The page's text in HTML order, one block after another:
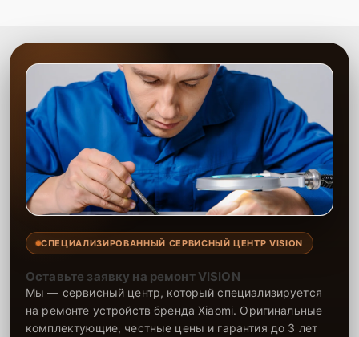
СПЕЦИАЛИЗИРОВАННЫЙ СЕРВИСНЫЙ ЦЕНТР VISION
Оставьте заявку на ремонт VISION
Мы — сервисный центр, который специализируется
на ремонте устройств бренда Xiaomi. Оригинальные
комплектующие, честные цены и гарантия до 3 лет